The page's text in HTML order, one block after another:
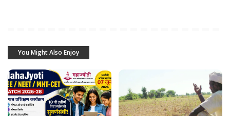
You Might Also Enjoy